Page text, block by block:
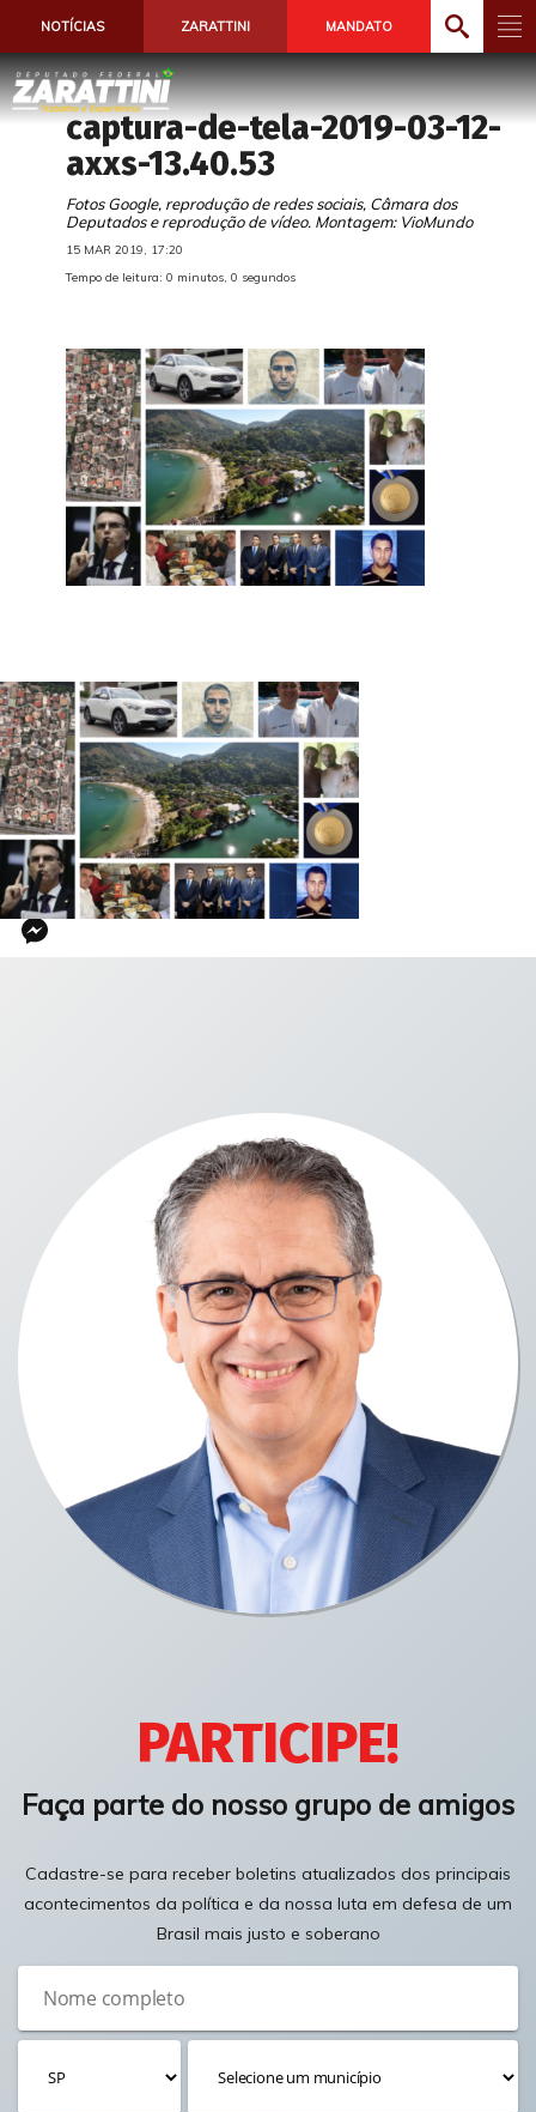
NOTÍCIAS ZARATTINI MANDATO
captura-de-tela-2019-03-12-
axxs-13.40.53
Fotos Google, reprodução de redes sociais, Câmara dos
Deputados e reprodução de vídeo. Montagem: VioMundo
15 MAR 2019, 17:20
Tempo de leitura: 0 minutos, 0 segundos
PARTICIPE!
Faça parte do nosso grupo de amigos
Cadastre-se para receber boletins atualizados dos principais
acontecimentos da política e da nossa luta em defesa de um
Brasil mais justo e soberano